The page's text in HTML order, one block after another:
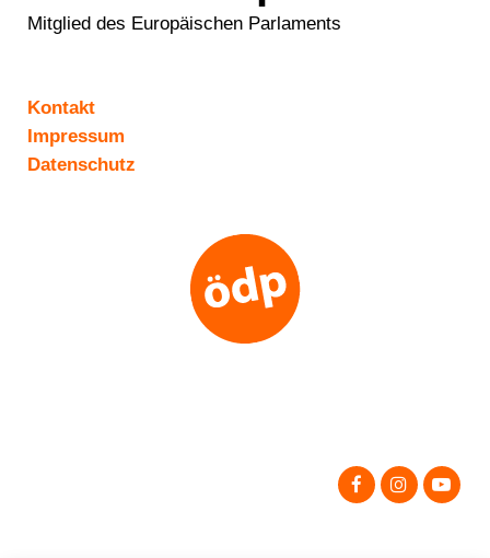
Mitglied des Europäischen Parlaments
Kontakt
Impressum
Datenschutz